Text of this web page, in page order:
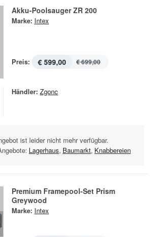
Akku-Poolsauger ZR 200
Marke: Intex
Preis: € 599,00 € 699,00
Händler: Zgonc
ist leider nicht mehr verfügbar.
Lagerhaus, Baumarkt, Knabbereien
Premium Framepool-Set Prism
Greywood
Marke: Intex